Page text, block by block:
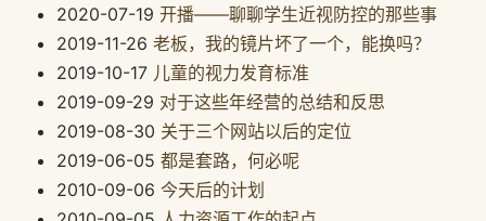
2020-07-19 开播——聊聊学生近视防控的那些事
2019-11-26 老板，我的镜片坏了一个，能换吗？
2019-10-17 儿童的视力发育标准
2019-09-29 对于这些年经营的总结和反思
2019-08-30 关于三个网站以后的定位
2019-06-05 都是套路，何必呢
2010-09-06 今天后的计划